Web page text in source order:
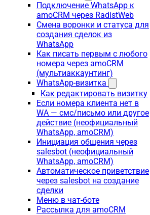
Подключение WhatsApp к
amoCRM через RadistWeb
Смена воронки и статуса для
создания сделок из
WhatsApp
Как писать первым с любого
номера через amoCRM
(мультиаккаунтинг)
WhatsApp-визитка
Как редактировать визитку
Если номера клиента нет в
WA — смс/письмо или другое
действие (неофициальный
WhatsApp, amoCRM)
Инициация общения через
salesbot (неофициальный
WhatsApp, amoCRM)
Автоматическое приветствие
через salesbot на создание
сделки
Меню в чат-боте
Рассылка для amoCRM